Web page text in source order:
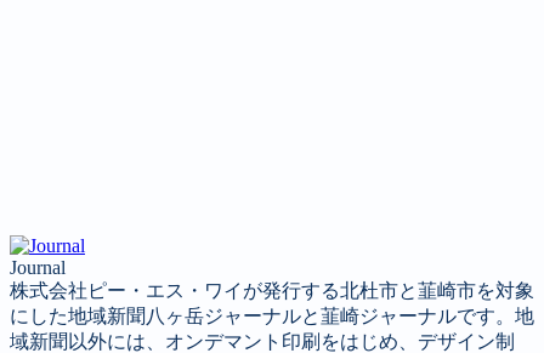
Journal
株式会社ピー・エス・ワイが発行する北杜市と韮崎市を対象
にした地域新聞八ヶ岳ジャーナルと韮崎ジャーナルです。地
域新聞以外には、オンデマント印刷をはじめ、デザイン制